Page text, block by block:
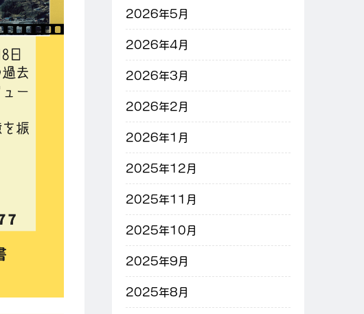
2026年5月
2026年4月
2026年3月
2026年2月
2026年1月
2025年12月
2025年11月
2025年10月
2025年9月
2025年8月